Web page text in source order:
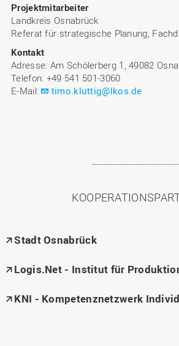
Projektmitarbeiter
Landkreis Osnabrück
Referat für strategische Planung,
Kontakt
Adresse: Am Schölerberg 1, 49082
Telefon: +49 541 501-3060
E-Mail:
timo.kluttig@lkos.de
Stadt Osnabrück
Logis.Net - Institut für
KNI - Kompetenznetzwerk